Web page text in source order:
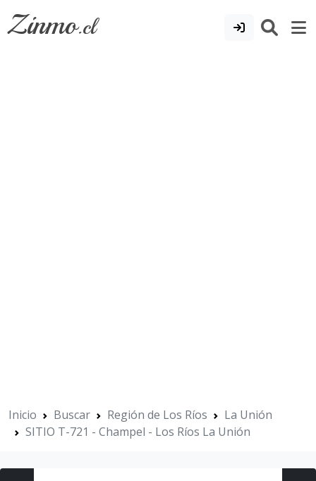
Zinmo.cl
Inicio Buscar Región de Los Ríos
La Unión
SITIO T-721 - Champel - Los Ríos La Unión